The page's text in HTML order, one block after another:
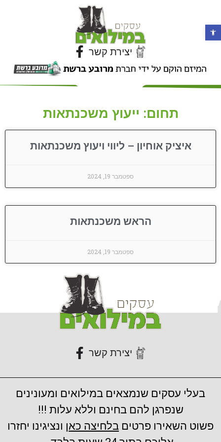
פתח סרגל נגישות
יצירת קשר
תחום: ייעוץ משכנתאות
איציק אוחיון – ליווי ויעוץ משכנתאות
ספטמבר 19, 2024
הראש משכנתאות
ספטמבר 19, 2024
יצירת קשר
בעלי עסקים שנמצאים במילואים ומעונינים
שנפרגן להם בחינם וללא עלות !!!
פשוט השאירו פרטים בלחיצה כאן ונציגינו יחזרו